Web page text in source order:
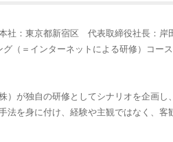
社：東京都新宿区 代表取締役社長：岸
（＝インターネットによる研修）コー
）が独自の研修としてシナリオを企画
法を身に付け、経験や主観ではなく、